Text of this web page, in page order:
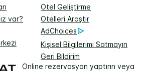
Otel Geliştirme
var?
Otelleri Araştır
AdChoices
Kişisel Bilgilerimi Satmayın
Geri Bildirim
Online rezervasyon yaptırın veya